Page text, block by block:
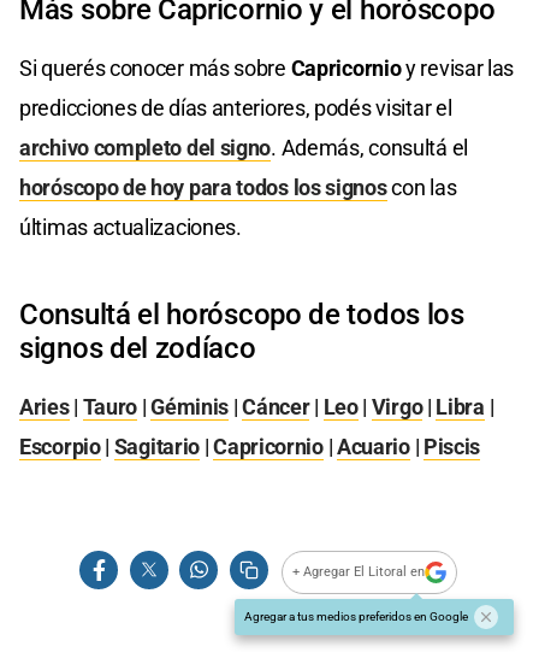
Más sobre Capricornio y el horóscopo
Si querés conocer más sobre Capricornioy revisar las
predicciones de días anteriores, podés visitar el
archivo completo del signo. Además, consultá el
horóscopo de hoy para todos los signoscon las
últimas actualizaciones.
Consultá el horóscopo de todos los
signos del zodíaco
Aries| Tauro |Géminis |Cáncer| Leo| Virgo| Libra |
Escorpio| Sagitario |Capricornio|Acuario| Piscis
+ Agregar El Litoral en
Agregar a tus medios preferidos en Google